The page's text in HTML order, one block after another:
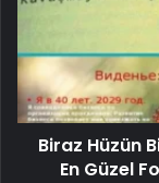
Biraz Hüzün
En Güzel